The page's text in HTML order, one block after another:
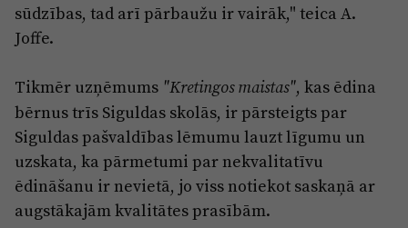
sūdzības, tad arī pārbaužu ir vairāk," teica A.
Joffe.
Tikmēr uzņēmums "Kretingos maistas", kas ēdina
bērnus trīs Siguldas skolās, ir pārsteigts par
Siguldas pašvaldības lēmumu lauzt līgumu un
uzskata, ka pārmetumi par nekvalitatīvu
ēdināšanu ir nevietā, jo viss notiekot saskaņā ar
augstākajām kvalitātes prasībām.